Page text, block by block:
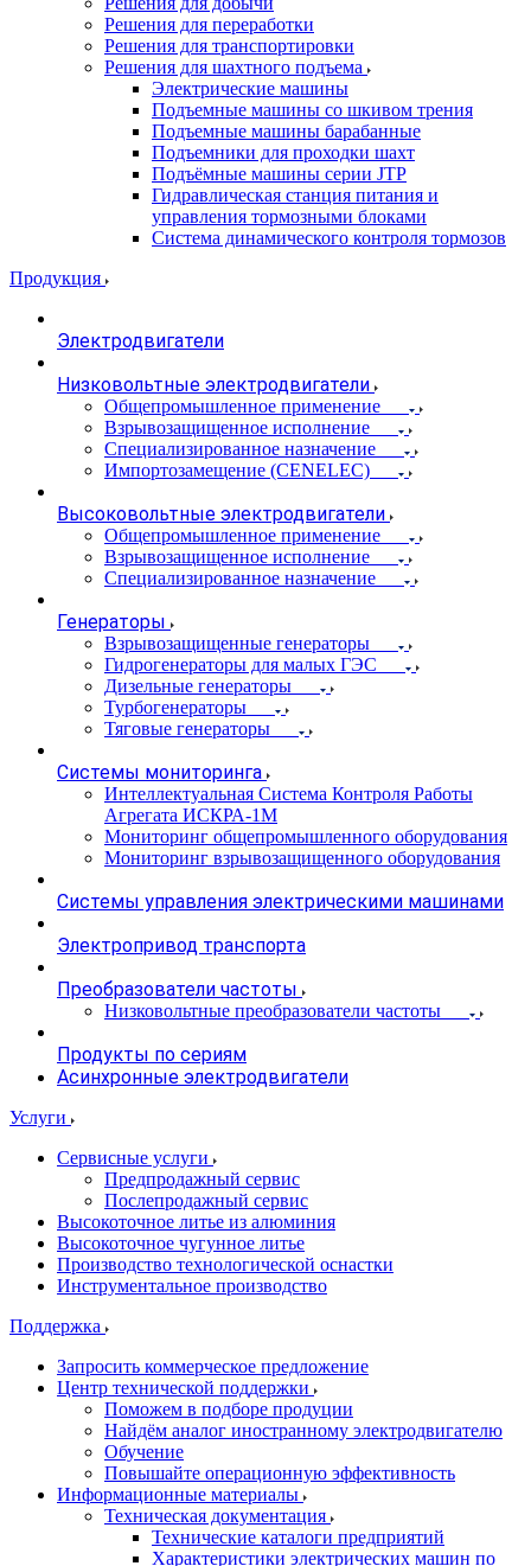
Решения для переработки
Решения для транспортировки
Решения для шахтного подъема
Электрические машины
Подъемные машины со шкивом трения
Подъемные машины барабанные
Подъемники для проходки шахт
Подъёмные машины серии JTP
Гидравлическая станция питания и
управления тормозными блоками
Система динамического контроля тормозов
Продукция
Электродвигатели
Низковольтные электродвигатели
Общепромышленное применение
Взрывозащищенное исполнение
Специализированное назначение
Импортозамещение (CENELEC)
Высоковольтные электродвигатели
Общепромышленное применение
Взрывозащищенное исполнение
Специализированное назначение
Генераторы
Взрывозащищенные генераторы
Гидрогенераторы для малых ГЭС
Дизельные генераторы
Турбогенераторы
Тяговые генераторы
Системы мониторинга
Интеллектуальная Система Контроля Работы
Агрегата ИСКРА-1М
Мониторинг общепромышленного оборудования
Мониторинг взрывозащищенного оборудования
Системы управления электрическими машинами
Электропривод транспорта
Преобразователи частоты
Низковольтные преобразователи частоты
Продукты по сериям
Асинхронные электродвигатели
Услуги
Сервисные услуги
Предпродажный сервис
Послепродажный сервис
Высокоточное литье из алюминия
Высокоточное чугунное литье
Производство технологической оснастки
Инструментальное производство
Поддержка
Запросить коммерческое предложение
Центр технической поддержки
Поможем в подборе продуции
Найдём аналог иностранному электродвигателю
Обучение
Повышайте операционную эффективность
Информационные материалы
Техническая документация
Технические каталоги предприятий
Характеристики электрических машин по